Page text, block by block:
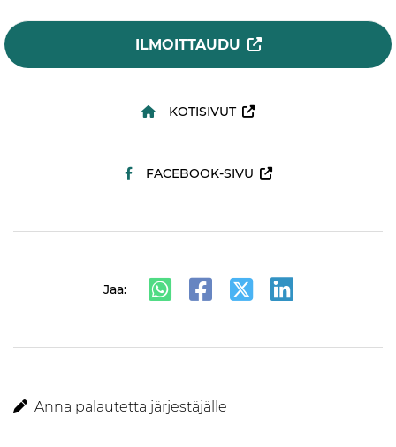
ILMOITTAUDU
KOTISIVUT
FACEBOOK-SIVU
Jaa:
Anna palautetta järjestäjälle